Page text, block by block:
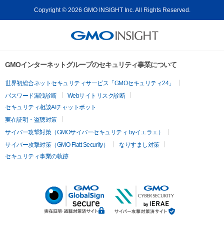
Copyright © 2026 GMO INSIGHT Inc. All Rights Reserved.
GMOインターネットグループのセキュリティ事業について
世界初総合ネットセキュリティサービス「GMOセキュリティ24」
パスワード漏洩診断
Webサイトリスク診断
セキュリティ相談AIチャットボット
実在証明・盗聴対策
サイバー攻撃対策（GMOサイバーセキュリティ byイエラエ）
サイバー攻撃対策（GMO Flatt Security）
なりすまし対策
セキュリティ事業の軌跡